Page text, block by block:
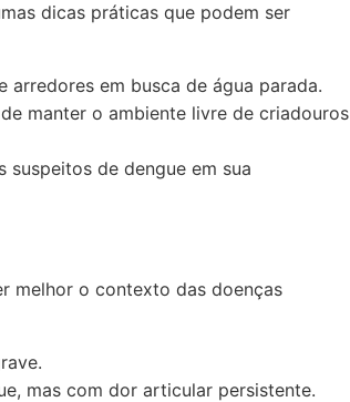
dicas práticas que podem ser
arredores em busca de água parada.
manter o ambiente livre de criadouros
suspeitos de dengue em sua
melhor o contexto das doenças
mas com dor articular persistente.